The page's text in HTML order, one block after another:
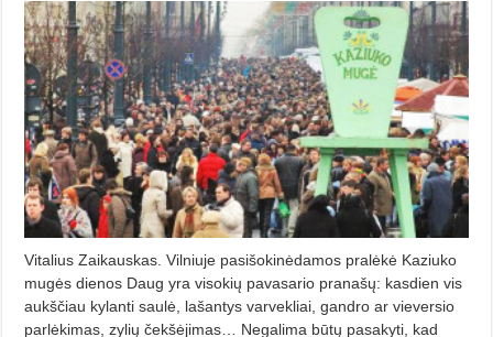
Vitalius Zaikauskas. Vilniuje pasišokinėdamos pralėkė Kaziuko
mugės dienos Daug yra visokių pavasario pranašų: kasdien vis
aukščiau kylanti saulė, lašantys varvekliai, gandro ar vieversio
parlėkimas, zylių čekšėjimas… Negalima būtų pasakyti, kad